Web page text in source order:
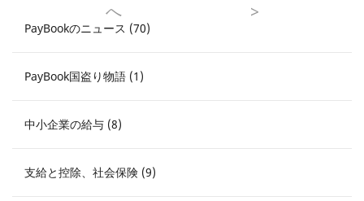
へ
>
PayBookのニュース (70)
PayBook国盗り物語 (1)
中小企業の給与 (8)
支給と控除、社会保険 (9)